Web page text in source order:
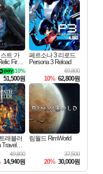
할인가를 만나보세요!
택과 함께 만나보세요!
&추가 적립까지!
인트 혜택까지!
혜택까지!
택가와 함께 예약하세요!
버혜택으로 만나보세요!
로모션으로 만나보세요!
만나보세요!
션 상시 할인!
예약 판매 중
충전하세요
트 가
First
10%
51,500원
페르소나 3 리로드
Persona 3 Reload
69,800
10% 62,800원
래블러
Traveler I
49,800
14,940원
림월드 RimWorld
37,500
20% 30,000원